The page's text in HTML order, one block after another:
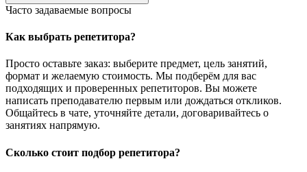
Часто задаваемые вопросы
Как выбрать репетитора?
Просто оставьте заказ: выберите предмет, цель занятий,
формат и желаемую стоимость. Мы подберём для вас
подходящих и проверенных репетиторов. Вы можете
написать преподавателю первым или дождаться откликов.
Общайтесь в чате, уточняйте детали, договаривайтесь о
занятиях напрямую.
Сколько стоит подбор репетитора?